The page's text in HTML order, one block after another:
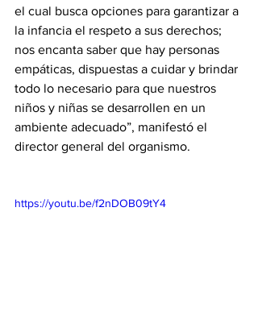
el cual busca opciones para garantizar a
la infancia el respeto a sus derechos;
nos encanta saber que hay personas
empáticas, dispuestas a cuidar y brindar
todo lo necesario para que nuestros
niños y niñas se desarrollen en un
ambiente adecuado”, manifestó el
director general del organismo.
https://youtu.be/f2nDOB09tY4